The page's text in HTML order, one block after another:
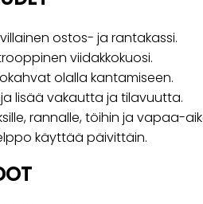
ostos- ja rantakassi.
viidakkokuosi.
olalla kantamiseen.
lisää vakautta ja tilavuutta.
rannalle, töihin ja vapaa-
käyttää päivittäin.